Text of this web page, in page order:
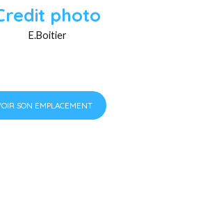
photo
E.Boitier
SON EMPLACEMENT